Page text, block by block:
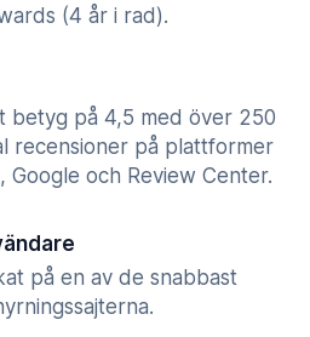
(4 år i rad).
betyg på 4,5 med över 250
recensioner på plattformer
Google och Review Center.
på en av de snabbast